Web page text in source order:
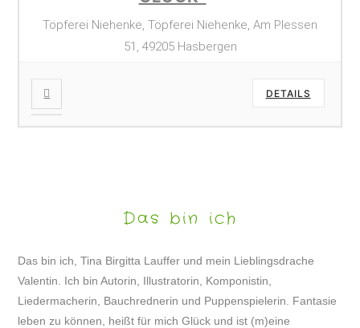
Töpferei Niehenke, Töpferei Niehenke, Am Plessen
51, 49205 Hasbergen
DETAILS
Das bin ich
Das bin ich, Tina Birgitta Lauffer und mein Lieblingsdrache
Valentin. Ich bin Autorin, Illustratorin, Komponistin,
Liedermacherin, Bauchrednerin und Puppenspielerin. Fantasie
leben zu können, heißt für mich Glück und ist (m)eine